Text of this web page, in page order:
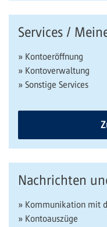
Services /
» Kontoeröffnung
» Kontoverwaltung
» Sonstige Services
Nachrichten
» Kommunikation mit
» Kontoauszüge